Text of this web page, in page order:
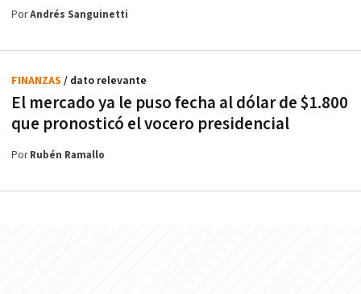
PorAndrés Sanguinetti
El mercado ya le puso fecha al dólar de $1.800
que pronosticó el vocero presidencial
FINANZAS / dato relevante
PorRubén Ramallo